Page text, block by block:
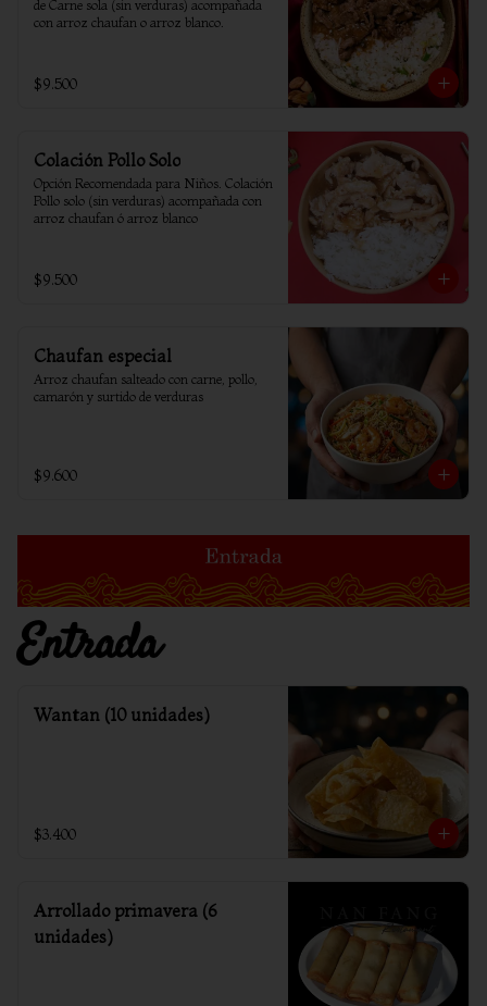
de Carne sola (sin verduras) acompañada
con arroz chaufan o arroz blanco.
$9.500
Colación Pollo Solo
Opción Recomendada para Niños. Colación
Pollo solo (sin verduras) acompañada con
arroz chaufan ó arroz blanco
$9.500
Chaufan especial
Arroz chaufan salteado con carne, pollo,
camarón y surtido de verduras
$9.600
Entrada
Wantan (10 unidades)
$3.400
Arrollado primavera (6
unidades)